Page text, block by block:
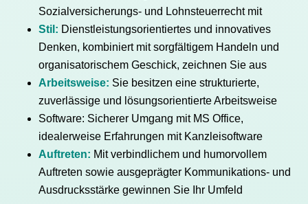
Sozialversicherungs- und Lohnsteuerrecht mit
Stil: Dienstleistungsorientiertes und innovatives
Denken, kombiniert mit sorgfältigem Handeln und
organisatorischem Geschick, zeichnen Sie aus
Arbeitsweise: Sie besitzen eine strukturierte,
zuverlässige und lösungsorientierte Arbeitsweise
Software: Sicherer Umgang mit MS Office,
idealerweise Erfahrungen mit Kanzleisoftware
Auftreten: Mit verbindlichem und humorvollem
Auftreten sowie ausgeprägter Kommunikations- und
Ausdrucksstärke gewinnen Sie Ihr Umfeld